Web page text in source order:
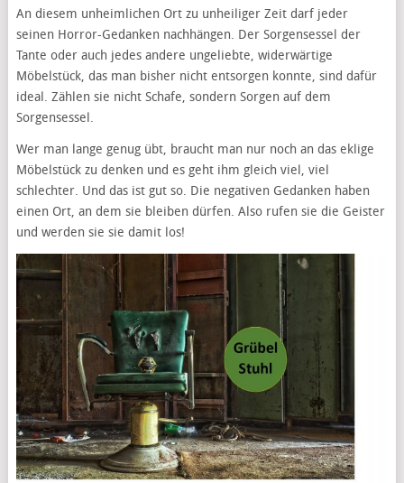
An diesem unheimlichen Ort zu unheiliger Zeit darf jeder
seinen Horror-Gedanken nachhängen. Der Sorgensessel der
Tante oder auch jedes andere ungeliebte, widerwärtige
Möbelstück, das man bisher nicht entsorgen konnte, sind dafür
ideal. Zählen sie nicht Schafe, sondern Sorgen auf dem
Sorgensessel.
Wer man lange genug übt, braucht man nur noch an das eklige
Möbelstück zu denken und es geht ihm gleich viel, viel
schlechter. Und das ist gut so. Die negativen Gedanken haben
einen Ort, an dem sie bleiben dürfen. Also rufen sie die Geister
und werden sie sie damit los!